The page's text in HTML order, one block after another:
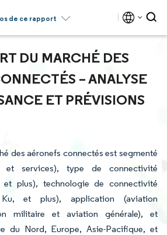
de ce rapport
DU MARCHÉ DES
– ANALYSE
ET PRÉVISIONS
des aéronefs connectés est segmenté
et services), type de connectivité
plus), technologie de connectivité
et plus), application (aviation
militaire et aviation générale), et
du Nord, Europe, Asie-Pacifique, et